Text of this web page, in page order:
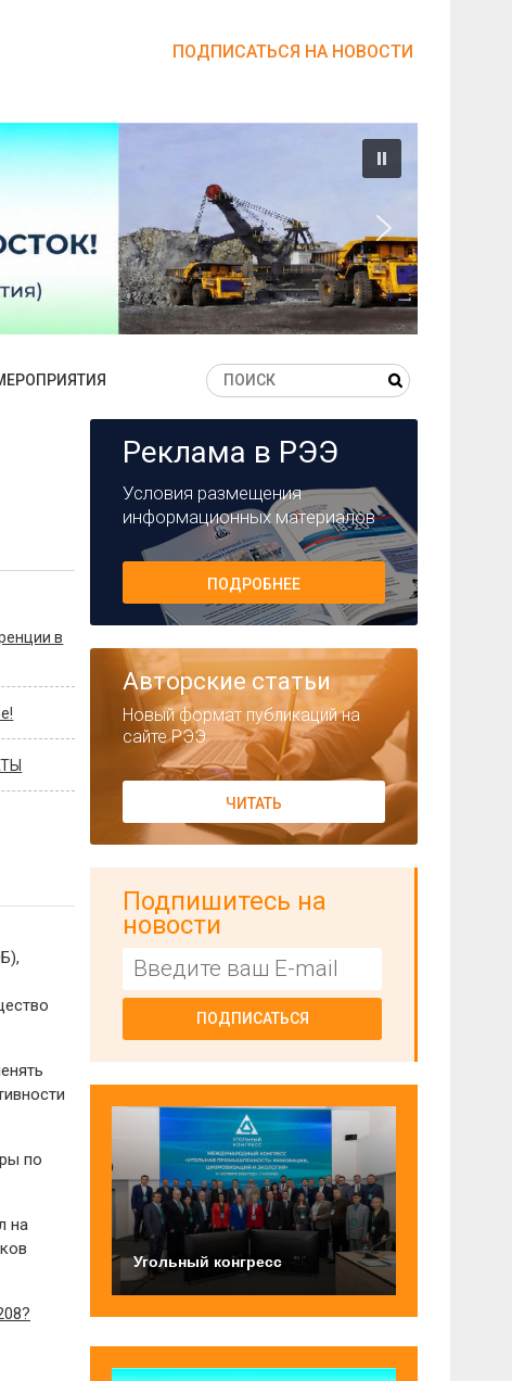
ПОДПИСАТЬСЯ НА НОВОСТИ
в
по
на
Реклама в РЭЭ
Условия размещения
информационных материалов
ПОДРОБНЕЕ
Авторские статьи
Новый формат публикаций на
сайте РЭЭ
ЧИТАТЬ
Подпишитесь на
новости
ПОДПИСАТЬСЯ
Угольный конгресс